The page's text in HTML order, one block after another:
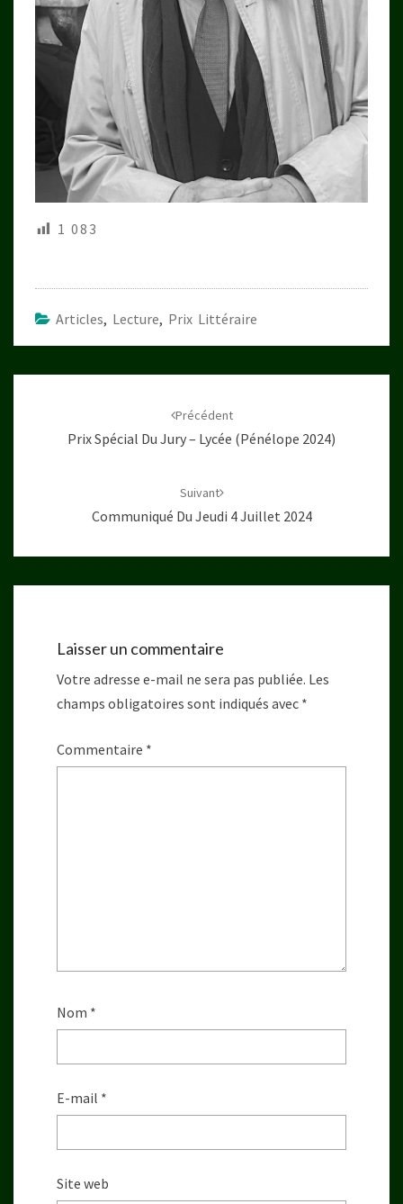
1 083
Articles, Lecture, Prix Littéraire
Précédent
Prix Spécial Du Jury – Lycée (Pénélope 2024)
Suivant
Communiqué Du Jeudi 4 Juillet 2024
Laisser un commentaire
Votre adresse e-mail ne sera pas publiée. Les
champs obligatoires sont indiqués avec *
Commentaire *
Nom *
E-mail *
Site web